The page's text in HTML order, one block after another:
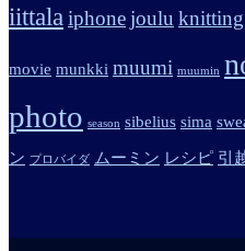
iittalaiphonejoulu knitting
movie munkki muumi muumin
photo season sibelius sima
ン プロバイダ ムーミン レシピ 引